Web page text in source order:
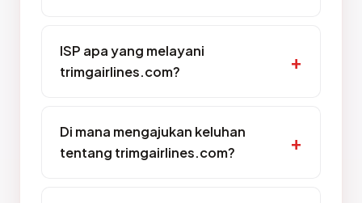
ISP apa yang melayani
trimgairlines.com?
Di mana mengajukan keluhan
tentang trimgairlines.com?